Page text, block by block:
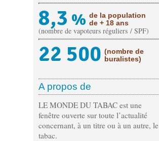
8,3 % de la population
de + 18 ans
(nombre de vapoteurs réguliers / SPF)
22 500 (nombre de
buralistes)
A propos de
LE MONDE DU TABAC est une
fenêtre ouverte sur toute l’actualité
concernant, à un titre ou à un autre, le
tabac.